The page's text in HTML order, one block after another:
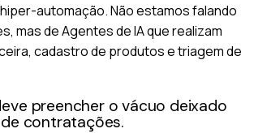
automação. Não estamos falando
mas de Agentes de IA que realizam
cadastro de produtos e triagem de
preencher o vácuo deixado
contratações.